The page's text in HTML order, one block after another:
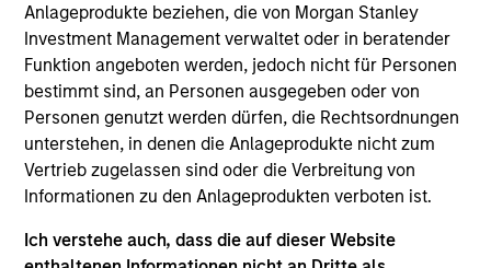
Anlageprodukte beziehen, die von Morgan Stanley
Investment Management verwaltet oder in beratender
Funktion angeboten werden, jedoch nicht für Personen
bestimmt sind, an Personen ausgegeben oder von
Personen genutzt werden dürfen, die Rechtsordnungen
unterstehen, in denen die Anlageprodukte nicht zum
Vertrieb zugelassen sind oder die Verbreitung von
Informationen zu den Anlageprodukten verboten ist.
Ich verstehe auch, dass die auf dieser Website
services for drug discovery and development.
View Site
Investment Team
Morgan Stanley Expansion Capital